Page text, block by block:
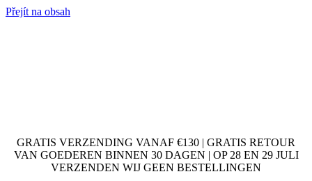
Přejít na obsah
GRATIS VERZENDING VANAF €130 | GRATIS RETOUR
VAN GOEDEREN BINNEN 30 DAGEN | OP 28 EN 29 JULI
VERZENDEN WIJ GEEN BESTELLINGEN